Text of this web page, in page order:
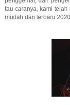
tau caranya, kami
mudah dan terbaru